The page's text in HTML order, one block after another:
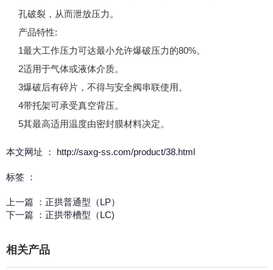
孔破裂，从而泄放压力。
产品特性:
1最大工作压力可达最小允许爆破压力的80%。
2适用于气体或液体介质。
3爆破后有碎片，不得与安全阀串联使用。
4带托架可承受真空背压。
5其最高适用温度由密封膜材料决定。
本文网址 ： http://saxg-ss.com/product/38.html
标签 ：
上一篇 ： 正拱普通型（LP）
下一篇 ： 正拱带槽型（LC)
相关产品